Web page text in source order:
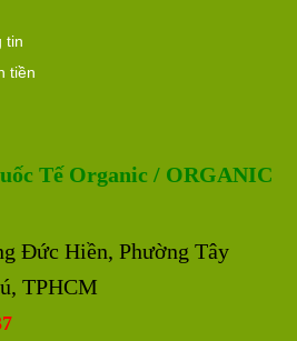
tin
tiền
Tế Organic / ORGANIC
Đức Hiền, Phường Tây
TPHCM